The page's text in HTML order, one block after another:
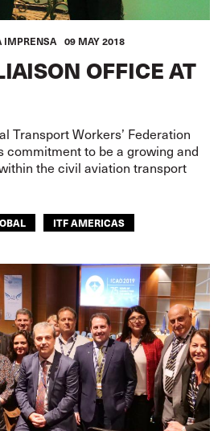
IMPRENSA 09 MAY 2018
OFFICE AT
Transport Workers’ Federation
commitment to be a growing and
the civil aviation transport
ITF AMERICAS